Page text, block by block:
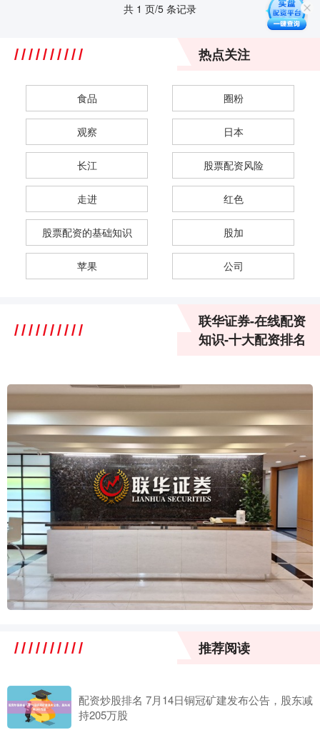
共 1 页/5 条记录
热点关注
食品 圈粉
观察 日本
长江 股票配资风险
走进 红色
股票配资的基础知识 股加
苹果 公司
联华证券-在线配资
知识-十大配资排名
推荐阅读
配资炒股排名 7月14日铜冠矿建发布公告，股东减
持205万股